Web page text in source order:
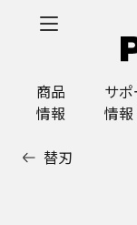
商品
情報
サ
情報
替刃